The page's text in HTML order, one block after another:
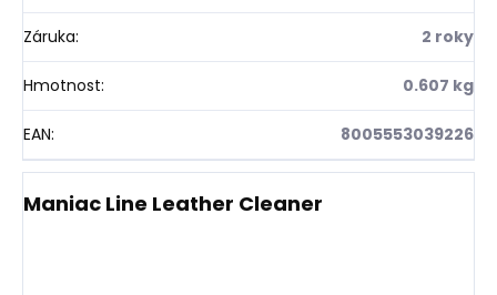
Záruka: 2 roky
Hmotnost: 0.607 kg
EAN: 8005553039226
Maniac Line Leather Cleaner